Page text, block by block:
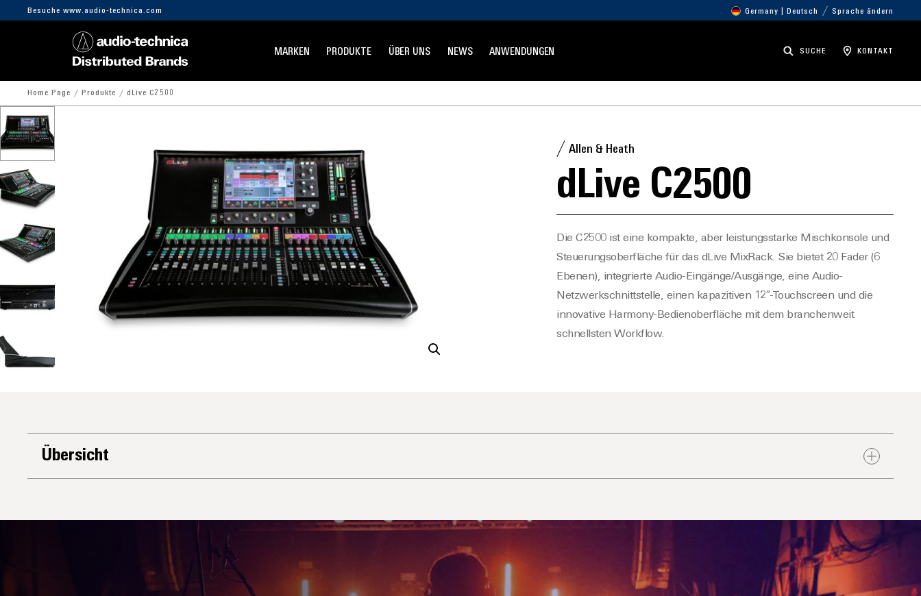
Besuche www.audio-technica.com Germany | Deutsch Sprache ändern
MARKEN PRODUKTE ÜBER UNS NEWS ANWENDUNGEN SUCHE KONTAKT
Home Page Produkte dLive C2500
Allen & Heath
dLive C2500
Die C2500 ist eine kompakte, aber leistungsstarke Mischkonsole und
Steuerungsoberfläche für das dLive MixRack. Sie bietet 20 Fader (6
Ebenen), integrierte Audio-Eingänge/Ausgänge, eine Audio-
Netzwerkschnittstelle, einen kapazitiven 12″-Touchscreen und die
innovative Harmony-Bedienoberfläche mit dem branchenweit
schnellsten Workflow.
Übersicht